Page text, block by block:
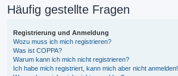
Häufig gestellte Fragen
Registrierung und Anmeldung
Wozu muss ich mich registrieren?
Was ist COPPA?
Warum kann ich mich nicht registrieren?
Ich habe mich registriert, kann mich aber nicht anmelden!